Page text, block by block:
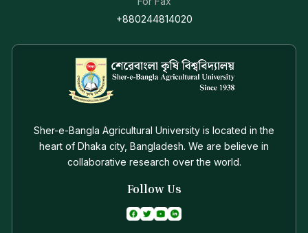
+880244814020
Sher-e-Bangla Agricultural University is located in the
heart of Dhaka city, Bangladesh. We are believe in
collaborative research over the world.
Follow Us